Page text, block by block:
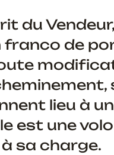
du
de
lieu à
est une
sa charge.